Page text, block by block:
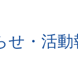
せ・活動